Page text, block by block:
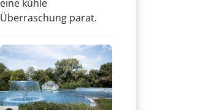
eine kühle
Überraschung parat.